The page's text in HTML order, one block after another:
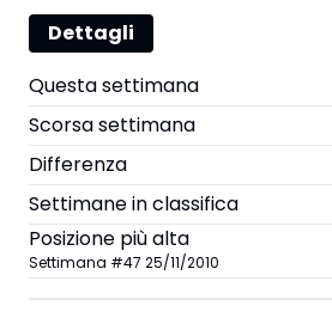
Dettagli
Questa settimana
Scorsa settimana
Differenza
Settimane in classifica
Posizione più alta
Settimana #47 25/11/2010